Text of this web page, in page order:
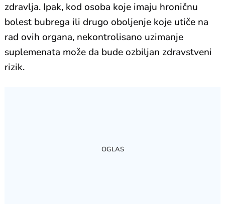
zdravlja. Ipak, kod osoba koje imaju hroničnu
bolest bubrega ili drugo oboljenje koje utiče na
rad ovih organa, nekontrolisano uzimanje
suplemenata može da bude ozbiljan zdravstveni
rizik.